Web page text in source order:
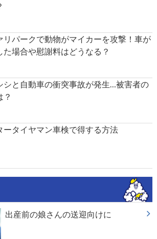
リパークで動物がマイカーを攻撃！車が
た場合や慰謝料はどうなる？
シと自動車の衝突事故が発生…被害者の
？
ータイヤマン車検で得する方法
出産前の娘さんの送迎向けに